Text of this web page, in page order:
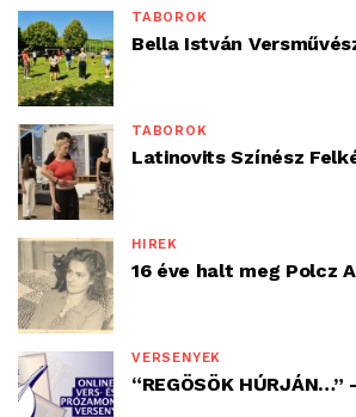
TÁBOROK
Bella István
TÁBOROK
Latinovits Színész
HÍREK
16 éve halt meg Polcz
VERSENYEK
“REGÖSÖK HÚRJÁN…”